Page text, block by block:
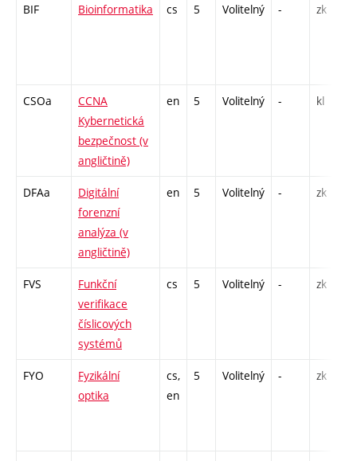
BIF Bioinformatika cs 5 Volitelný - zk
CSOa
CCNA
Kybernetická
bezpečnost (v
angličtině)
en 5 Volitelný - kl
DFAa
Digitální
forenzní
analýza (v
angličtině)
en 5 Volitelný - zk
FVS
Funkční
verifikace
číslicových
systémů
cs 5 Volitelný - zk
FYO
Fyzikální
optika
cs,
en
5 Volitelný - zk